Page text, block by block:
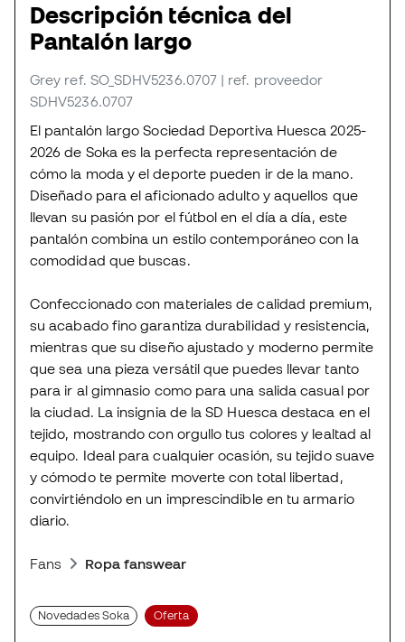
Descripción técnica del
Pantalón largo
Grey ref. SO_SDHV5236.0707 | ref. proveedor
SDHV5236.0707
El pantalón largo Sociedad Deportiva Huesca 2025-
2026 de Soka es la perfecta representación de
cómo la moda y el deporte pueden ir de la mano.
Diseñado para el aficionado adulto y aquellos que
llevan su pasión por el fútbol en el día a día, este
pantalón combina un estilo contemporáneo con la
comodidad que buscas.
Confeccionado con materiales de calidad premium,
su acabado fino garantiza durabilidad y resistencia,
mientras que su diseño ajustado y moderno permite
que sea una pieza versátil que puedes llevar tanto
para ir al gimnasio como para una salida casual por
la ciudad. La insignia de la SD Huesca destaca en el
tejido, mostrando con orgullo tus colores y lealtad al
equipo. Ideal para cualquier ocasión, su tejido suave
y cómodo te permite moverte con total libertad,
convirtiéndolo en un imprescindible en tu armario
diario.
Fans Ropa fanswear
Novedades Soka Oferta